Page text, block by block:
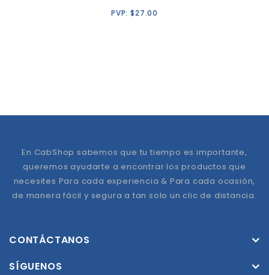
PVP:$27.00
En CabShop sabemos que tu tiempo es importante,
queremos ayudarte a encontrar los productos que
necesites Para cada experiencia & Para cada ocasión,
de manera fácil y segura a tan solo un clic de distancia.
CONTÁCTANOS
SÍGUENOS